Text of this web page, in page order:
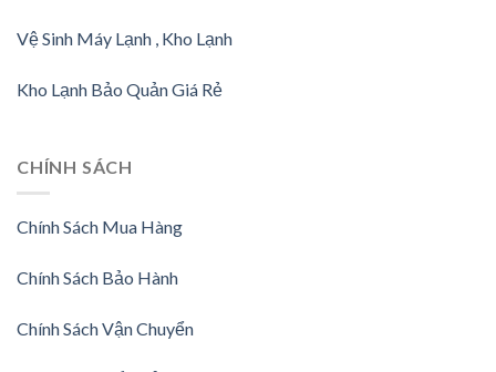
Vệ Sinh Máy Lạnh , Kho Lạnh
Kho Lạnh Bảo Quản Giá Rẻ
CHÍNH SÁCH
Chính Sách Mua Hàng
Chính Sách Bảo Hành
Chính Sách Vận Chuyển